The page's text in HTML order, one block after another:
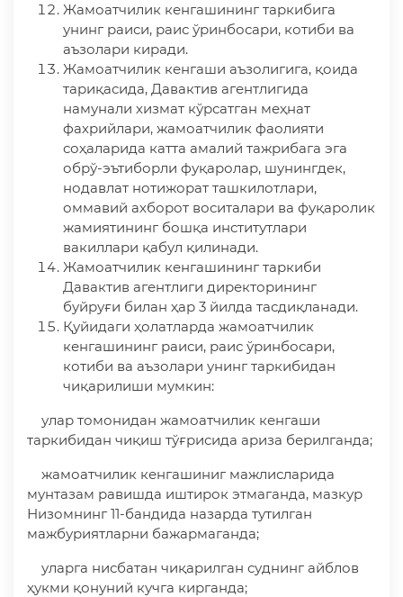
Жамоатчилик кенгашининг таркибига
унинг раиси, раис ўринбосари, котиби ва
аъзолари киради.
Жамоатчилик кенгаши аъзолигига, қоида
тариқасида, Давактив агентлигида
намунали хизмат кўрсатган меҳнат
фахрийлари, жамоатчилик фаолияти
соҳаларида катта амалий тажрибага эга
обрў-эътиборли фуқаролар, шунингдек,
нодавлат нотижорат ташкилотлари,
оммавий ахборот воситалари ва фуқаролик
жамиятининг бошқа институтлари
вакиллари қабул қилинади.
Жамоатчилик кенгашининг таркиби
Давактив агентлиги директорининг
буйруғи билан ҳар 3 йилда тасдиқланади.
Қуйидаги ҳолатларда жамоатчилик
кенгашининг раиси, раис ўринбосари,
котиби ва аъзолари унинг таркибидан
чиқарилиши мумкин:
улар томонидан жамоатчилик кенгаши
таркибидан чиқиш тўғрисида ариза берилганда;
жамоатчилик кенгашиниг мажлисларида
мунтазам равишда иштирок этмаганда, мазкур
Низомнинг 11-бандида назарда тутилган
мажбуриятларни бажармаганда;
уларга нисбатан чиқарилган суднинг айблов
ҳукми қонуний кучга кирганда;